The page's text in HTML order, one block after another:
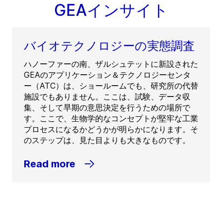
GEAインサイト
バイオテクノロジーの実態調査
ハノーファーの南、ザルシュテットに新設された
GEAのアプリケーション＆テクノロジーセンタ
ー（ATC）は、ショールームでも、研究所の代替
施設でもありません。ここは、試験、データ収
集、そして早期の意思決定を行うための場所で
す。ここで、生物学的なコンセプトが堅牢な工業
プロセスになるかどうかが明らかになります。そ
のステップは、見た目よりも大きなものです。
Read more